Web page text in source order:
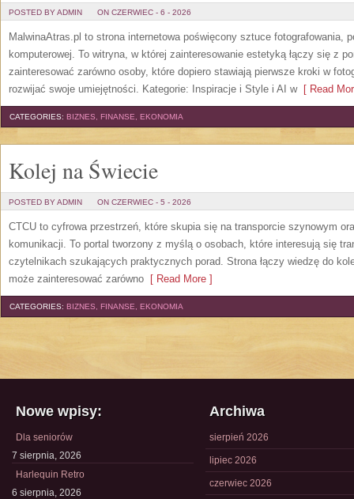
POSTED BY ADMIN ON CZERWIEC - 6 - 2026
MalwinaAtras.pl to strona internetowa poświęcony sztuce fotografowania,
komputerowej. To witryna, w której zainteresowanie estetyką łączy się z
zainteresować zarówno osoby, które dopiero stawiają pierwsze kroki w
rozwijać swoje umiejętności. Kategorie: Inspiracje i Style i AI w[ Read
CATEGORIES: BIZNES, FINANSE, EKONOMIA
Kolej na Świecie
POSTED BY ADMIN ON CZERWIEC - 5 - 2026
CTCU to cyfrowa przestrzeń, które skupia się na transporcie szynowym
komunikacji. To portal tworzony z myślą o osobach, które interesują się
czytelnikach szukających praktycznych porad. Strona łączy wiedzę do
może zainteresować zarówno [ Read More ]
CATEGORIES: BIZNES, FINANSE, EKONOMIA
Nowe wpisy:
Dla seniorów
7 sierpnia, 2026
Harlequin Retro
6 sierpnia, 2026
Archiwa
sierpień 2026
lipiec 2026
czerwiec 2026